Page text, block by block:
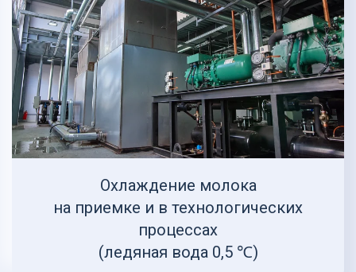
Охлаждение молока
на приемке и в технологических
процессах
(ледяная вода 0,5 ℃)